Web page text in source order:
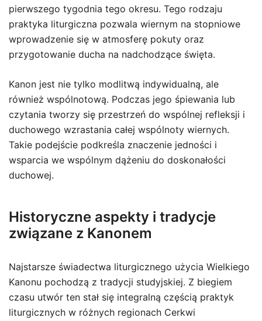
pierwszego tygodnia tego okresu. Tego rodzaju
praktyka liturgiczna pozwala wiernym na stopniowe
wprowadzenie się w atmosferę pokuty oraz
przygotowanie ducha na nadchodzące święta.
Kanon jest nie tylko modlitwą indywidualną, ale
również wspólnotową. Podczas jego śpiewania lub
czytania tworzy się przestrzeń do wspólnej refleksji i
duchowego wzrastania całej wspólnoty wiernych.
Takie podejście podkreśla znaczenie jedności i
wsparcia we wspólnym dążeniu do doskonałości
duchowej.
Historyczne aspekty i tradycje
związane z Kanonem
Najstarsze świadectwa liturgicznego użycia Wielkiego
Kanonu pochodzą z tradycji studyjskiej. Z biegiem
czasu utwór ten stał się integralną częścią praktyk
liturgicznych w różnych regionach Cerkwi